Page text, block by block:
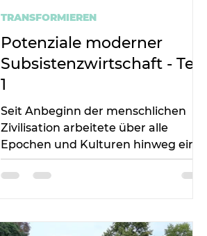
Potenziale moderner
Subsistenzwirtschaft - Teil
1
Seit Anbeginn der menschlichen
Zivilisation arbeitete über alle
Epochen und Kulturen hinweg ein
Großteil der Menschen in der
Landwirtschaft.
TRANSFORMIEREN